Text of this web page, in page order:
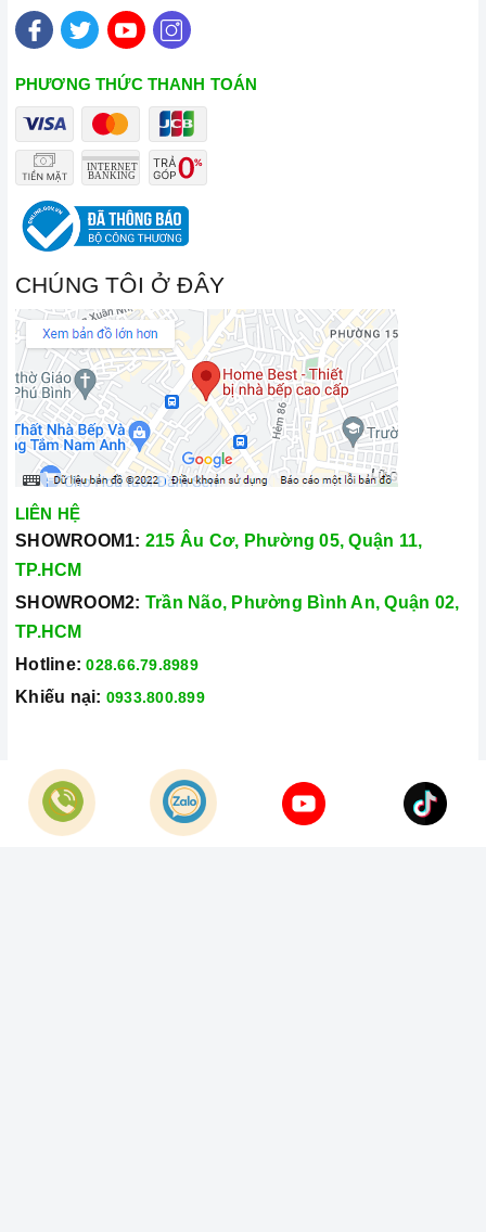
PHƯƠNG THỨC THANH TOÁN
CHÚNG TÔI Ở ĐÂY
LIÊN HỆ
SHOWROOM1: 215 Âu Cơ, Phường 05, Quận 11,
TP.HCM
SHOWROOM2: Trần Não, Phường Bình An, Quận 02,
TP.HCM
Hotline: 028.66.79.8989
Khiếu nại: 0933.800.899
© Bản quyền thuộc vềCông Ty TNHH Home Best Việt Nam
Cung cấp bởi
Sapo